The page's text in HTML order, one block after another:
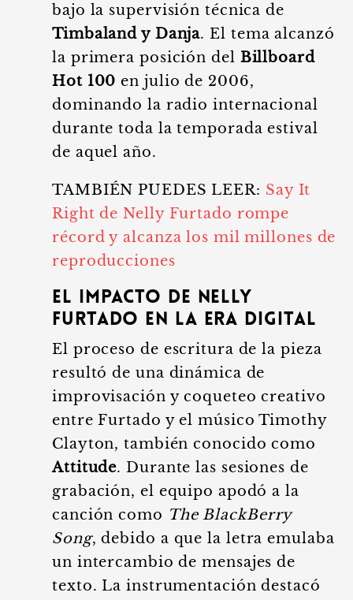
bajo la supervisión técnica de
Timbaland y Danja. El tema alcanzó
la primera posición del Billboard
Hot 100 en julio de 2006,
dominando la radio internacional
durante toda la temporada estival
de aquel año.
TAMBIÉN PUEDES LEER: Say It
Right de Nelly Furtado rompe
récord y alcanza los mil millones de
reproducciones
El impacto de Nelly
Furtado en la era digital
El proceso de escritura de la pieza
resultó de una dinámica de
improvisación y coqueteo creativo
entre Furtado y el músico Timothy
Clayton, también conocido como
Attitude. Durante las sesiones de
grabación, el equipo apodó a la
canción como The BlackBerry
Song, debido a que la letra emulaba
un intercambio de mensajes de
texto. La instrumentación destacó